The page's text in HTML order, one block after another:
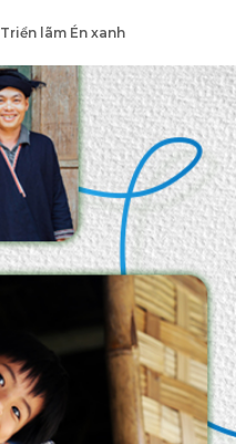
Triển lãm Én xanh